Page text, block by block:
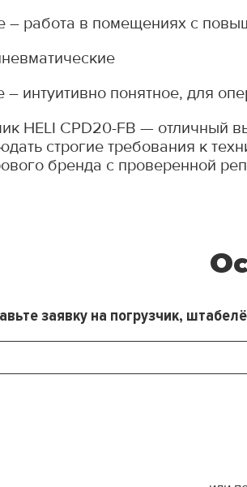
– работа в помещениях с
– интуитивно понятное, для
HELI CPD20-FB — отличный
строгие требования к
бренда с проверенной
заявку на погрузчик,